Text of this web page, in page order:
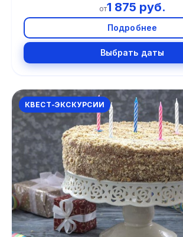
от1 875 руб.
Подробнее
Выбрать даты
КВЕСТ-ЭКСКУРСИИ